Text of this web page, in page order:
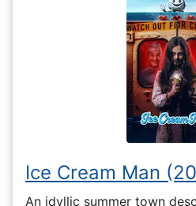
Ice Cream Man
An idyllic summer town